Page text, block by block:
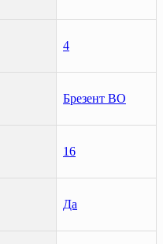
4
Брезент ВО
16
Да